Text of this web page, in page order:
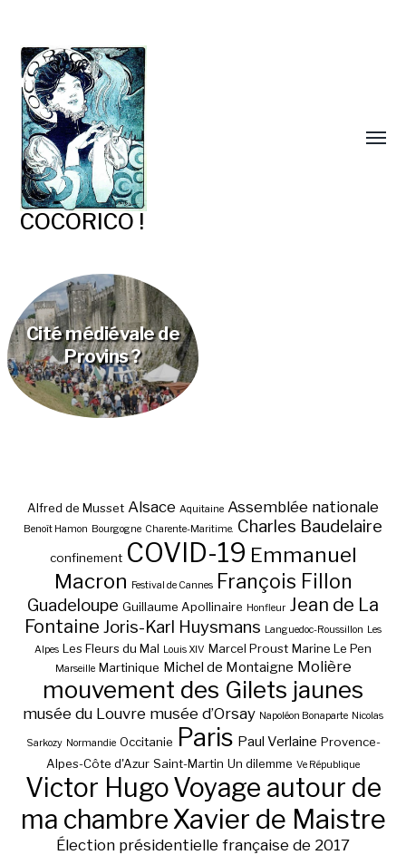
COCORICO !
Cité médiévale de
Provins ?
Alfred de Musset Alsace Aquitaine Assemblée nationale
Benoît Hamon Bourgogne Charente-Maritime. Charles Baudelaire
confinement COVID-19 Emmanuel
Macron Festival de Cannes François Fillon
Guadeloupe Guillaume Apollinaire Honfleur Jean de La
Fontaine Joris-Karl Huysmans Languedoc-Roussillon Les
Alpes Les Fleurs du Mal Louis XIV Marcel Proust Marine Le Pen
Marseille Martinique Michel de Montaigne Molière
mouvement des Gilets jaunes
musée du Louvre musée d’Orsay Napoléon Bonaparte Nicolas
Sarkozy Normandie Occitanie Paris Paul Verlaine Provence-
Alpes-Côte d'Azur Saint-Martin Un dilemme Ve République
Victor HugoVoyage autour de
ma chambre Xavier de Maistre
Élection présidentielle française de 2017